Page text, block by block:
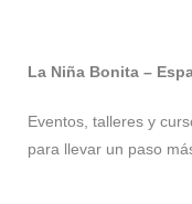
La Niña Bonita –
Eventos, talleres y
para llevar un paso